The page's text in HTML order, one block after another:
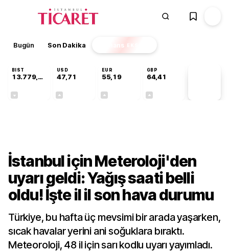
Bugün Son Dakika Finans EKSTRA
BIST
13.779,39
USD
47,71
EUR
55,19
GBP
64,41
İstanbul için Meteroloji'den
uyarı geldi: Yağış saati belli
oldu! İşte il il son hava durumu
Türkiye, bu hafta üç mevsimi bir arada yaşarken,
sıcak havalar yerini ani soğuklara bıraktı.
Meteoroloji, 48 il için sarı kodlu uyarı yayımladı.